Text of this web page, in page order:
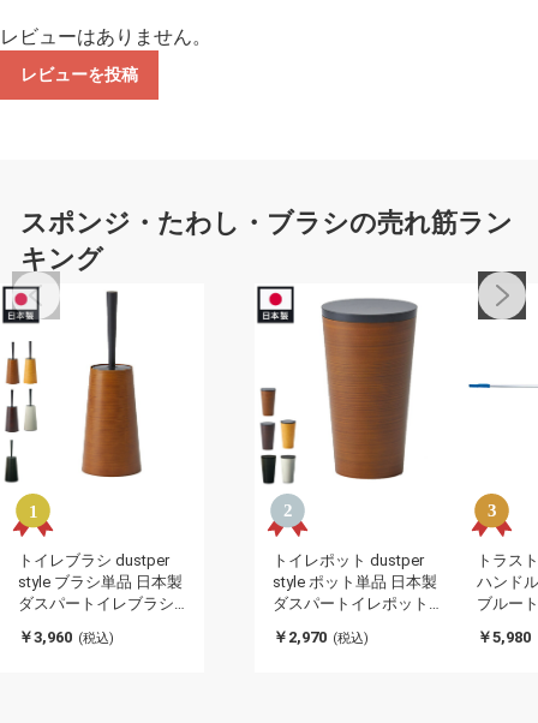
レビューはありません。
レビューを投稿
スポンジ・たわし・ブラシの売れ筋ラン
キング
トイレブラシ dustper
style ブラシ単品 日本製
ダスパートイレブラシ
しゃれ インテリア イン
￥3,960 (税込)
トイレポット dustper
style ポット単品 日本製
ダスパートイレポット
しゃれ インテリア イン
￥2,970 (税込)
トラス
ハンド
ブルー
可)
￥5,980